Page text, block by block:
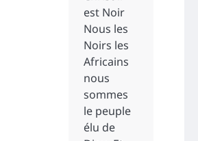
est Noir
Nous les
Noirs les
Africains
nous
sommes
le peuple
élu de